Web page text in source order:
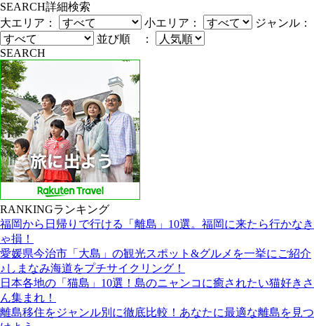
SEARCH詳細検索
大エリア：
小エリア：
ジャンル：
並び順 ：
SEARCH
RANKINGランキング
福岡から日帰りで行ける「離島」10選。福岡に来たら行かなき
ゃ損！
愛媛県今治市「大島」の観光スポット&グルメを一挙にご紹介
♪しまなみ海道をプチサイクリング！
日本各地の「猫島」10選！島のニャンコに癒されたい猫好きさ
ん集まれ！
離島移住をジャンル別に徹底比較！あなたに最適な離島を見つ